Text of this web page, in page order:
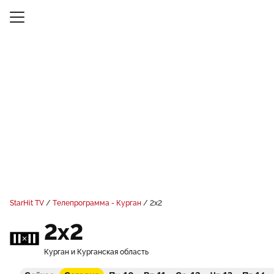
StarHit TV Телепрограмма - Курган 2x2
2x2
Курган и Курганская область